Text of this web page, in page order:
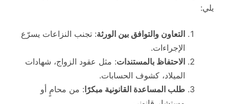
يلي:
التعاون والتوافق بين الورثة: تجنب النزاعات يسرّع
الإجراءات.
الاحتفاظ بالمستندات: مثل عقود الزواج، شهادات
الميلاد، كشوف الحسابات.
طلب المساعدة القانونية مبكرًا: من محامٍ أو